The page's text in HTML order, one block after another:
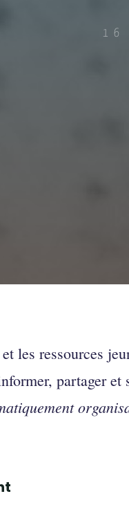
16
les ressources
partager et